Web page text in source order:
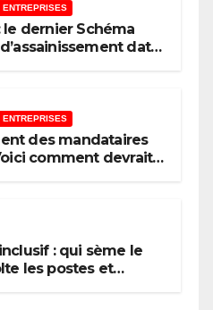
ENTREPRISES
le dernier Schéma
date
ENTREPRISES
des mandataires
comment devrait
: qui sème le
les postes et